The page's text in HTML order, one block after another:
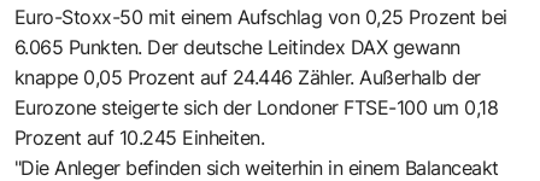
Euro-Stoxx-50 mit einem Aufschlag von 0,25 Prozent bei
6.065 Punkten. Der deutsche Leitindex DAX gewann
knappe 0,05 Prozent auf 24.446 Zähler. Außerhalb der
Eurozone steigerte sich der Londoner FTSE-100 um 0,18
Prozent auf 10.245 Einheiten.
"Die Anleger befinden sich weiterhin in einem Balanceakt